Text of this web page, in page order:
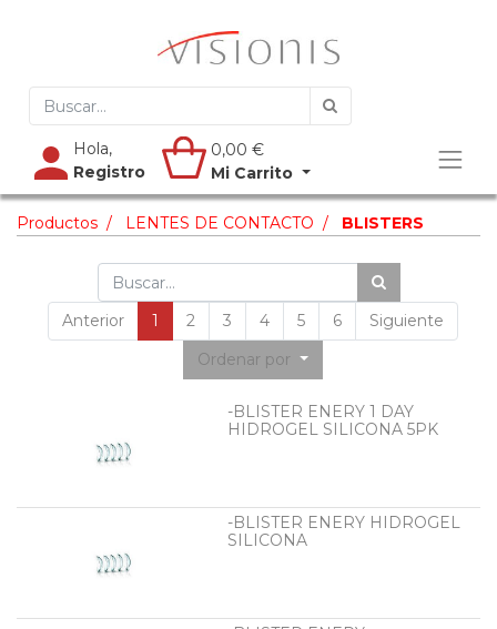
Hola,
Registro
0,00 €
Mi Carrito
Productos LENTES DE CONTACTO BLISTERS
Anterior 1 2 3 4 5 6
Siguiente
Ordenar por
-BLISTER ENERY 1 DAY
HIDROGEL SILICONA 5PK
-BLISTER ENERY HIDROGEL
SILICONA